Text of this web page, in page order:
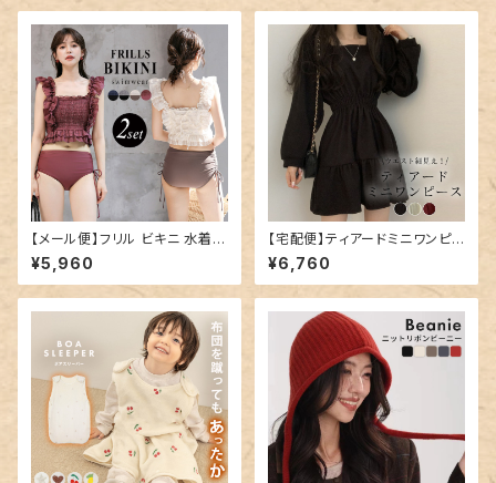
【メール便】フリル ビキニ 水着
レディース キャミキニ ハイウエ
スト／hys3269
¥5,960
【宅配便】ティアードミニワンピ
ース／tops1678
¥6,760